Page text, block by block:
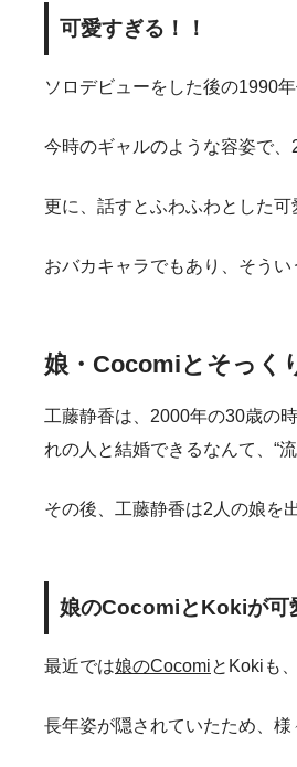
可愛すぎる！！
ソロデビューをした後の1990
今時のギャルのような容姿で、
更に、話すとふわふわとした
おバカキャラでもあり、そう
娘・Cocomiとそっく
工藤静香は、2000年の30歳の
れの人と結婚できるなんて、“
その後、工藤静香は2人の娘を
娘のCocomiとKokiが可
最近では娘のCocomiとKokiも
長年姿が隠されていたため、